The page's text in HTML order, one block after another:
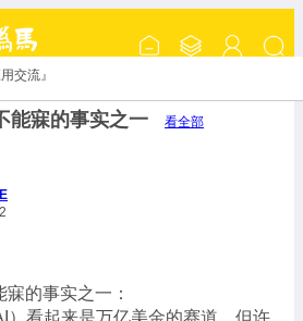
交流』
能寐的事实之一 看全部
的事实之一：
）看起来是万亿美金的赛道，但许